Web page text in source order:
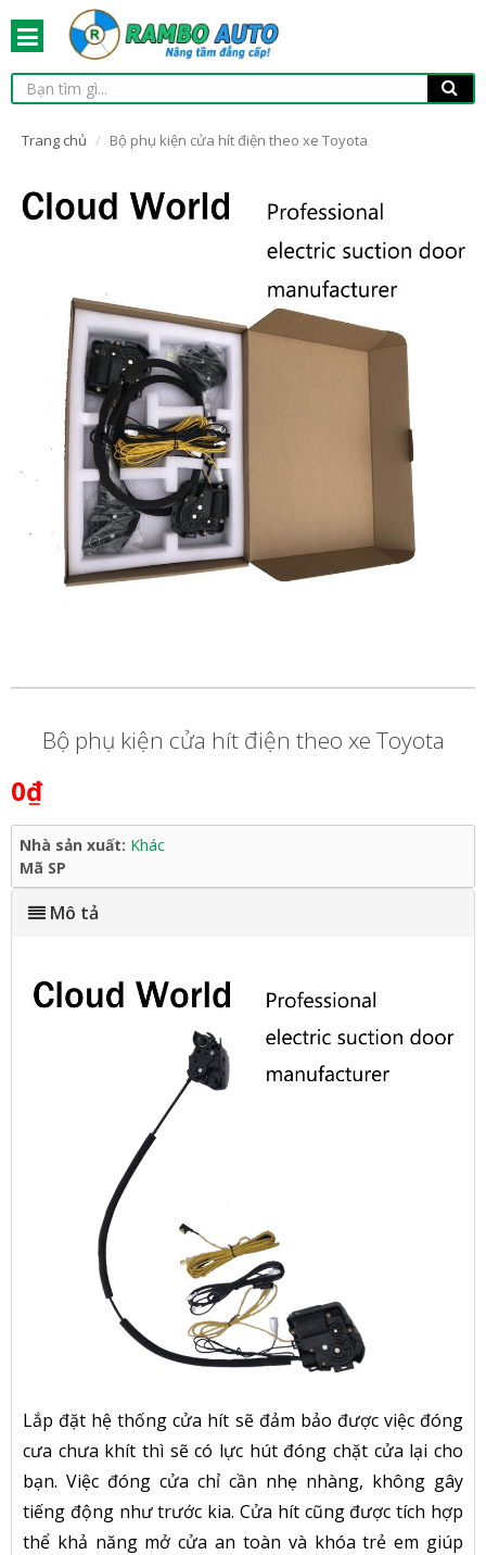
Trang chủ Bộ phụ kiện cửa hít điện theo xe Toyota
Bộ phụ kiện cửa hít điện theo xe Toyota
0₫
Nhà sản xuất: Khác
Mã SP
Mô tả
Lắp đặt hệ thống cửa hít sẽ đảm bảo được việc đóng
cưa chưa khít thì sẽ có lực hút đóng chặt cửa lại cho
bạn. Việc đóng cửa chỉ cần nhẹ nhàng, không gây
tiếng động như trước kia. Cửa hít cũng được tích hợp
thể khả năng mở cửa an toàn và khóa trẻ em giúp